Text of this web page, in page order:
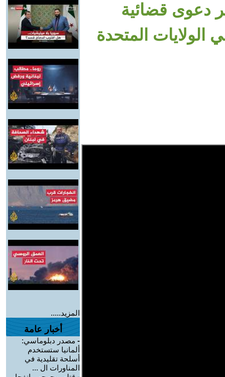
دعوى قضائية
المتحدة
المزيد.....
أخبار عامة
- مصدر دبلوماسي:
ألمانيا ستستخدم
أسلحة تقليدية في
المناورات ال ...